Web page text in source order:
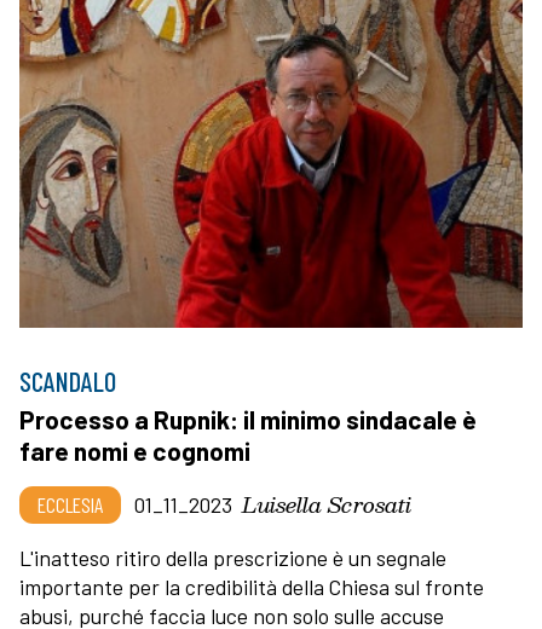
SCANDALO
Processo a Rupnik: il minimo sindacale è
fare nomi e cognomi
ECCLESIA 01_11_2023 Luisella Scrosati
L'inatteso ritiro della prescrizione è un segnale
importante per la credibilità della Chiesa sul fronte
abusi, purché faccia luce non solo sulle accuse